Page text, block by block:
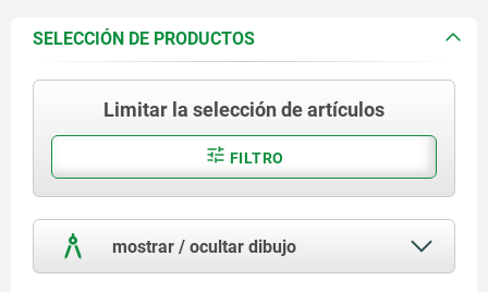
SELECCIÓN DE PRODUCTOS
Limitar la selección de artículos
FILTRO
mostrar / ocultar dibujo